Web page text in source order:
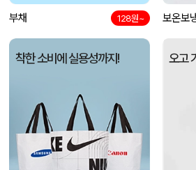
임OO
조OO
부채 128원~ 보온보
착한 소비에 실용성까지! 오고